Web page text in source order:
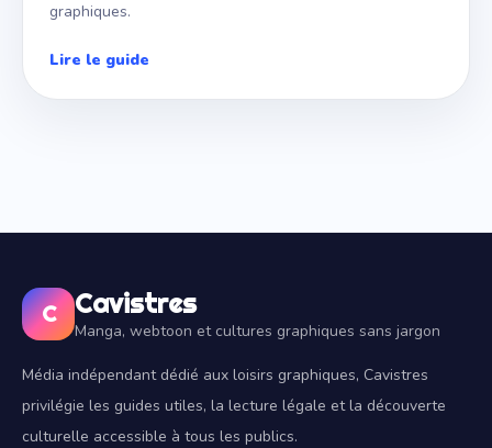
graphiques.
Lire le guide
C Cavistres
Manga, webtoon et cultures graphiques sans jargon
Média indépendant dédié aux loisirs graphiques, Cavistres
privilégie les guides utiles, la lecture légale et la découverte
culturelle accessible à tous les publics.